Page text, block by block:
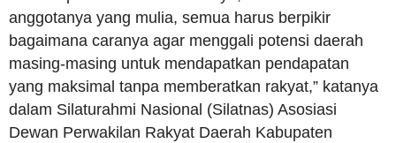
anggotanya yang mulia, semua harus berpikir
bagaimana caranya agar menggali potensi daerah
masing-masing untuk mendapatkan pendapatan
yang maksimal tanpa memberatkan rakyat,” katanya
dalam Silaturahmi Nasional (Silatnas) Asosiasi
Dewan Perwakilan Rakyat Daerah Kabupaten